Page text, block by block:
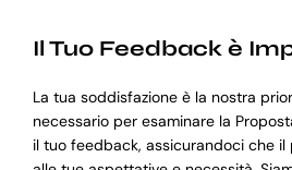
Il Tuo Feedback è
La tua soddisfazione è la nostra
necessario per esaminare la
il tuo feedback, assicurandoci che